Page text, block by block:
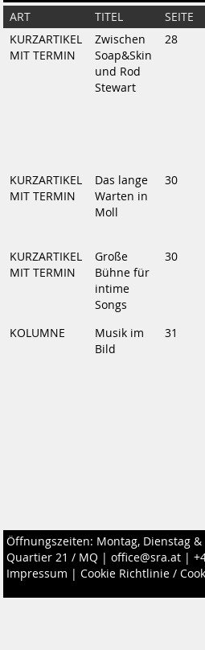
ART TITEL SEITE
KURZARTIKEL
MIT TERMIN
Zwischen
Soap&Skin
und Rod
Stewart
28
KURZARTIKEL
MIT TERMIN
Das lange
Warten in
Moll
30
KURZARTIKEL
MIT TERMIN
Große
Bühne für
intime
Songs
30
KOLUMNE
Musik im
Bild
31
Öffnungszeiten: Montag, Dienstag
Quartier 21 / MQ | office@sra.at |
Impressum | Cookie Richtlinie /